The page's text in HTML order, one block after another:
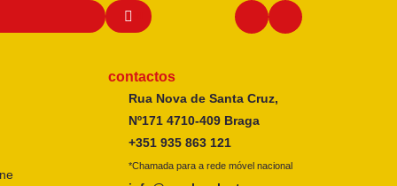
contactos
Rua Nova de Santa Cruz,
Nº171 4710-409 Braga
+351 935 863 121
*Chamada para a rede móvel nacional